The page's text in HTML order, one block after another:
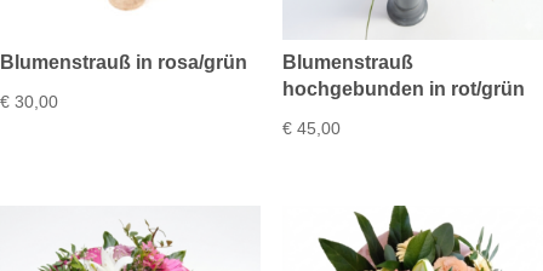
Blumenstrauß in rosa/grün
€ 30,00
Blumenstrauß
hochgebunden in rot/grün
€45,00